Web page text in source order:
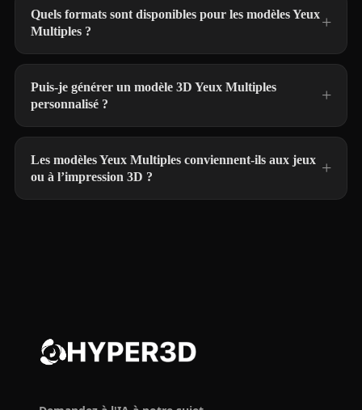
Quels formats sont disponibles pour les modèles Yeux
Multiples ?
Puis-je générer un modèle 3D Yeux Multiples
personnalisé ?
Les modèles Yeux Multiples conviennent-ils aux jeux
ou à l’impression 3D ?